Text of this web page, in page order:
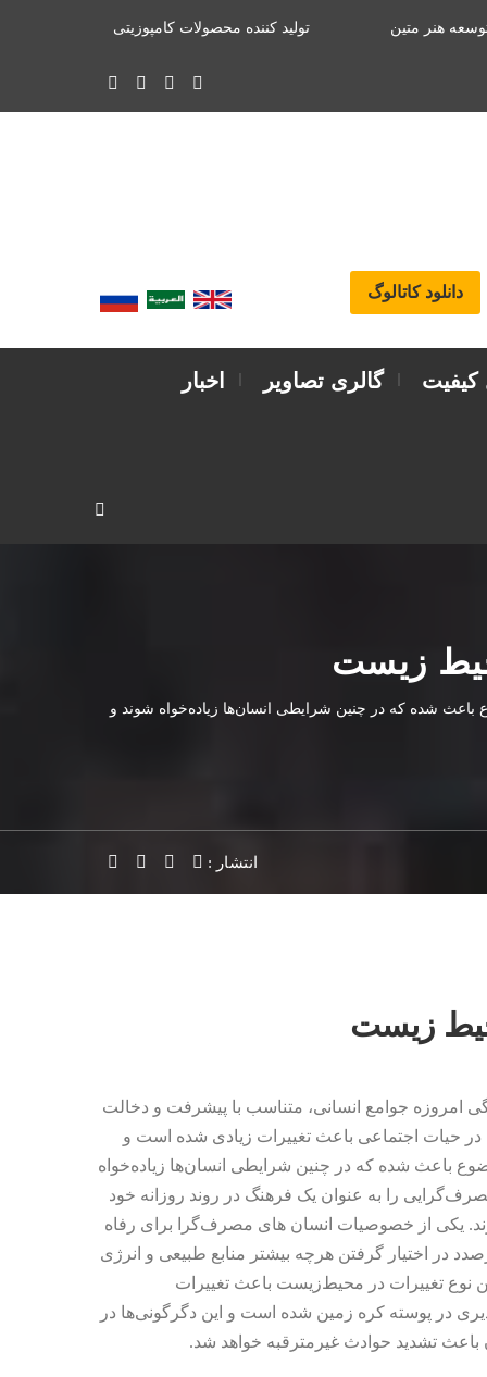
هنر متین تولید کننده محصولات کامپوزیتی
دانلود کاتالوگ
کیفیت گالری تصاویر اخبار
زیست
شده که در چنین شرایطی انسان‌ها زیاده‌خواه شوند و
انتشار :
زیست
امروزه جوامع انسانی، متناسب با پیشرفت و دخالت
در حیات اجتماعی باعث تغییرات زیادی شده است و
باعث شده که در چنین شرایطی انسان‌ها زیاده‌خواه
را به عنوان یک فرهنگ در روند روزانه خود
یکی از خصوصیات انسان های مصرف‌گرا برای رفاه
در اختیار گرفتن هرچه بیشتر منابع طبیعی و انرژی
نوع تغییرات در محیط‌زیست باعث تغییرات
در پوسته کره زمین شده است و این دگرگونی‌ها در
باعث تشدید حوادث غیرمترقبه خواهد شد.